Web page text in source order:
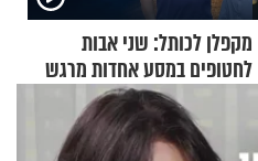
מקפלן לכותל: שני אבות
לחטופים במסע אחדות מרגש